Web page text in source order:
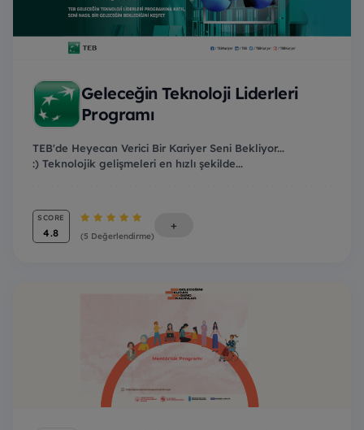
Geleceğin Teknoloji Liderleri
Programı
TEB'de Heyecan Verici Bir Kariyer Seni Bekliyor...
:) Teknolojik gelişmeleri en hızlı şekilde...
SCORE
4.8 (5 Değerlendirme)
+